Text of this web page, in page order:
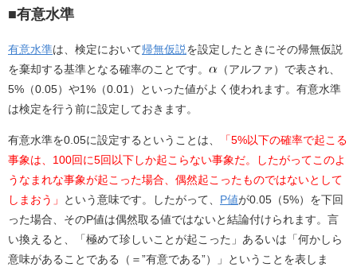
e
b
o
k
■有意水準
有意水準は、検定において帰無仮説を設定したときにその帰無仮説
を棄却する基準となる確率のことです。
（アルファ）で表され、
5%（0.05）や1%（0.01）といった値がよく使われます。有意水準
は検定を行う前に設定しておきます。
有意水準を0.05に設定するということは、
「5%以下の確率で起こる
事象は、100回に5回以下しか起こらない事象だ。したがってこのよ
うなまれな事象が起こった場合、偶然起こったものではないとして
しまおう」
という意味です。したがって、 P値が0.05（5%）を下回
った場合、そのP値は偶然取る値ではないと結論付けられます。言
い換えると、「極めて珍しいことが起こった」あるいは「何かしら
意味があることである（＝”有意である”）」ということを表しま